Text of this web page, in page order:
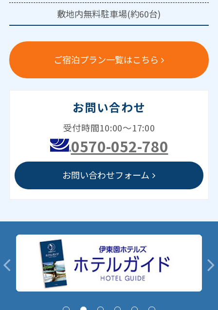
敷地内無料駐車場(約60台)
ご宿泊プラン一覧はこちら
お問い合わせ
受付時間10:00～17:00
0570-052-780
お問い合わせフォーム